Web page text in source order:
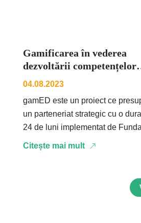
Gamificarea în vederea
dezvoltării competențelor
esențiale în lucrul ...
04.08.2023
gamED este un proiect ce
un parteneriat strategic cu o
24 de luni implementat de
Romanian Angel Appeal
Citește mai mult